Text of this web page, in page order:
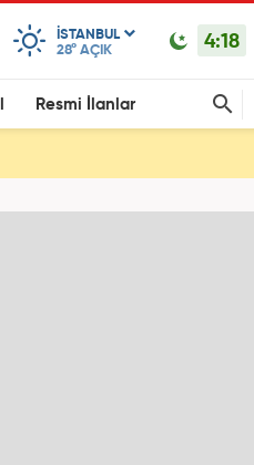
ISTANBUL
28° AÇIK 4:18
Resmi İlanlar